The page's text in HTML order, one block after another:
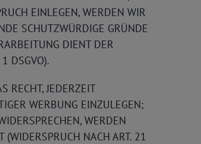
EINLEGEN, WERDEN WIR
SCHUTZWÜRDIGE GRÜNDE
DIENT DER
DSGVO).
RECHT, JEDERZEIT
WERBUNG EINZULEGEN;
WERDEN
NACH ART. 21